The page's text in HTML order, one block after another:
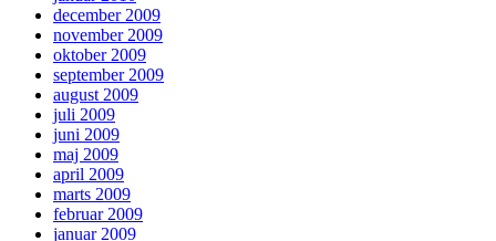
december 2009
november 2009
oktober 2009
september 2009
august 2009
juli 2009
juni 2009
maj 2009
april 2009
marts 2009
februar 2009
januar 2009